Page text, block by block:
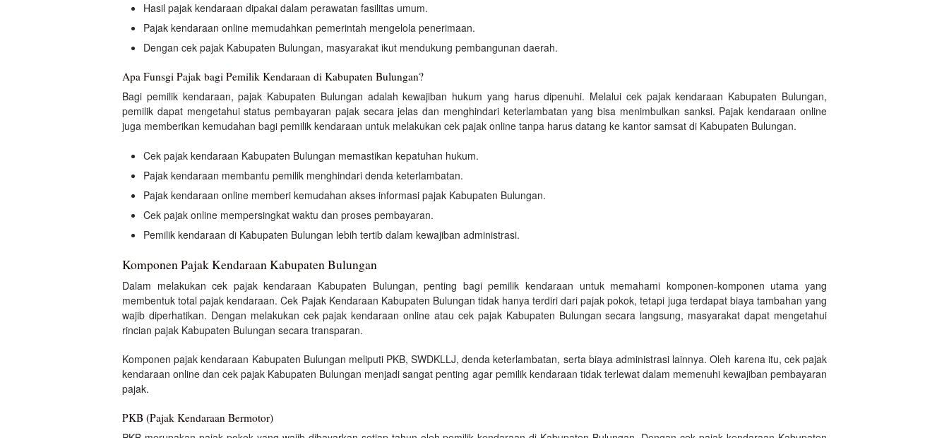
Hasil pajak kendaraan dipakai dalam perawatan fasilitas umum.
Pajak kendaraan online memudahkan pemerintah mengelola penerimaan.
Dengan cek pajak Kabupaten Bulungan, masyarakat ikut mendukung pembangunan daerah.
Apa Funsgi Pajak bagi Pemilik Kendaraan di Kabupaten Bulungan?
Bagi pemilik kendaraan, pajak Kabupaten Bulungan adalah kewajiban hukum yang harus dipenuhi. Melalui cek pajak kendaraan Kabupaten Bulungan,
pemilik dapat mengetahui status pembayaran pajak secara jelas dan menghindari keterlambatan yang bisa menimbulkan sanksi. Pajak kendaraan online
juga memberikan kemudahan bagi pemilik kendaraan untuk melakukan cek pajak online tanpa harus datang ke kantor samsat di Kabupaten Bulungan.
Cek pajak kendaraan Kabupaten Bulungan memastikan kepatuhan hukum.
Pajak kendaraan membantu pemilik menghindari denda keterlambatan.
Pajak kendaraan online memberi kemudahan akses informasi pajak Kabupaten Bulungan.
Cek pajak online mempersingkat waktu dan proses pembayaran.
Pemilik kendaraan di Kabupaten Bulungan lebih tertib dalam kewajiban administrasi.
Komponen Pajak Kendaraan Kabupaten Bulungan
Dalam melakukan cek pajak kendaraan Kabupaten Bulungan, penting bagi pemilik kendaraan untuk memahami komponen-komponen utama yang
membentuk total pajak kendaraan. Cek Pajak Kendaraan Kabupaten Bulungan tidak hanya terdiri dari pajak pokok, tetapi juga terdapat biaya tambahan yang
wajib diperhatikan. Dengan melakukan cek pajak kendaraan online atau cek pajak Kabupaten Bulungan secara langsung, masyarakat dapat mengetahui
rincian pajak Kabupaten Bulungan secara transparan.
Komponen pajak kendaraan Kabupaten Bulungan meliputi PKB, SWDKLLJ, denda keterlambatan, serta biaya administrasi lainnya. Oleh karena itu, cek pajak
kendaraan online dan cek pajak Kabupaten Bulungan menjadi sangat penting agar pemilik kendaraan tidak terlewat dalam memenuhi kewajiban pembayaran
pajak.
PKB (Pajak Kendaraan Bermotor)